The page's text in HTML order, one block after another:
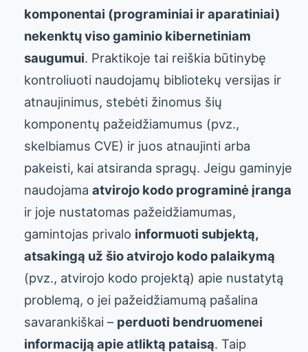
komponentai (programiniai ir aparatiniai)
nekenktų viso gaminio kibernetiniam
saugumui. Praktikoje tai reiškia būtinybę
kontroliuoti naudojamų bibliotekų versijas ir
atnaujinimus, stebėti žinomus šių
komponentų pažeidžiamumus (pvz.,
skelbiamus CVE) ir juos atnaujinti arba
pakeisti, kai atsiranda spragų. Jeigu gaminyje
naudojamaatvirojo kodo programinė įranga
ir joje nustatomas pažeidžiamumas,
gamintojas privalo informuoti subjektą,
atsakingą už šio atvirojo kodo palaikymą
(pvz., atvirojo kodo projektą) apie nustatytą
problemą, o jei pažeidžiamumą pašalina
savarankiškai – perduoti bendruomenei
informaciją apie atliktą pataisą. Taip